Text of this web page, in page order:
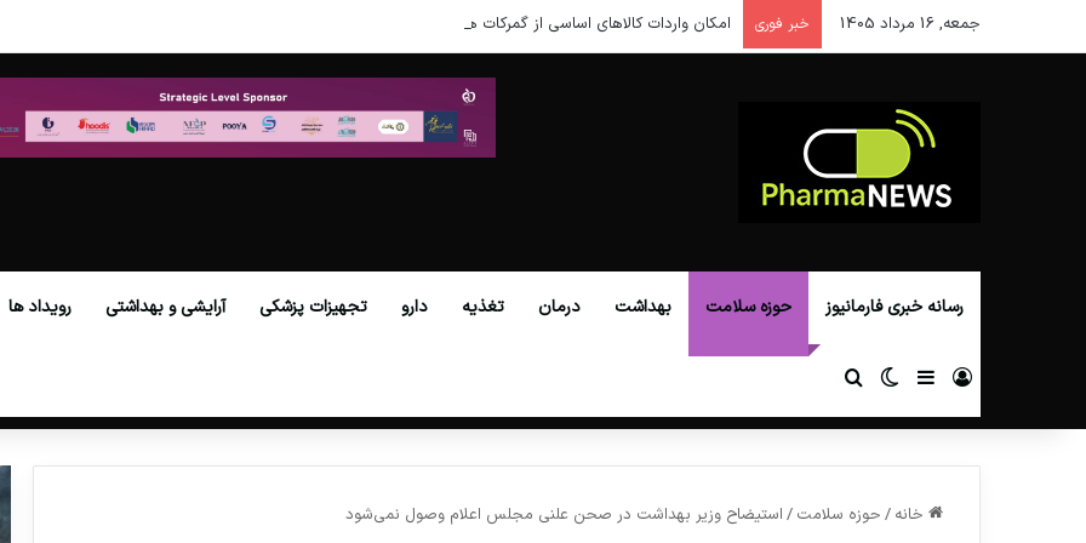
جمعه, 16 مرداد 1405 خبر فوری امکان واردات کالاهای اساسی از گمرکات همه استان‌ها فراهم شد.
رسانه خبری فارمانیوز حوزه سلامت بهداشت درمان تغذیه دارو تجهیزات پزشکی آرایشی و بهداشتی رویداد ها
ورود سایدبارتغییر پوسته
خانه / حوزه سلامت / استیضاح وزیر بهداشت در صحن علنی مجلس اعلام وصول نمی‌شود